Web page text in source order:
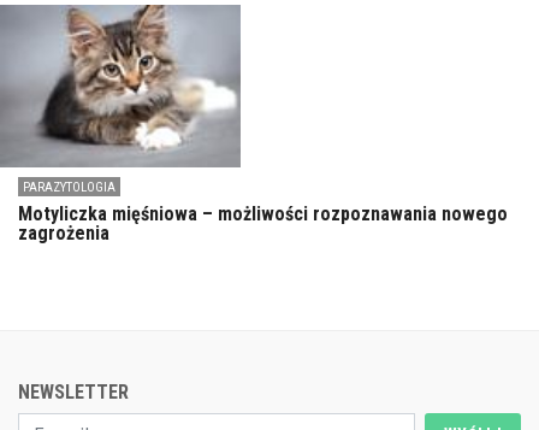
PARAZYTOLOGIA
Motyliczka mięśniowa – możliwości rozpoznawania nowego
zagrożenia
NEWSLETTER